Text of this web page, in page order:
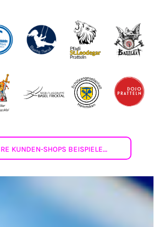
KUNDEN-SHOPS BEISPIELE...